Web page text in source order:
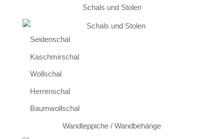
Schals und Stolen
Seidenschal
Kaschmirschal
Wollschal
Herrenschal
Baumwollschal
Wandteppiche / Wandbehänge